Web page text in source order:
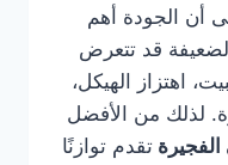
أن الجودة أهم
قد تتعرض
اهتزاز الهيكل،
لذلك من الأفضل
تقدم توازنًا